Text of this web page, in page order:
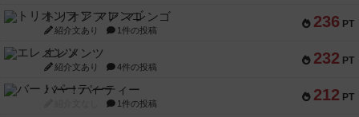
236 PT
トリオンフ ア マレンゴ
紹介文あり 1件の投稿
232 PT
エレメンツ
紹介文あり 4件の投稿
212 PT
バー！パーティー
1件の投稿